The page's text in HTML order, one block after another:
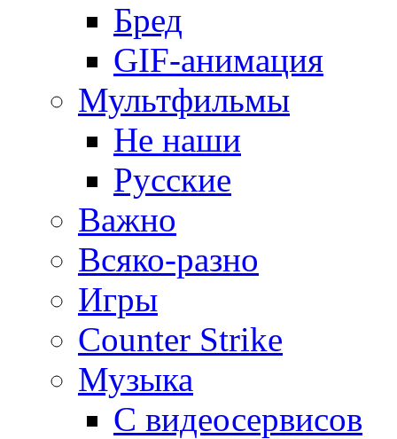
Бред
GIF-анимация
Мультфильмы
Не наши
Русские
Важно
Всяко-разно
Игры
Counter Strike
Музыка
С видеосервисов